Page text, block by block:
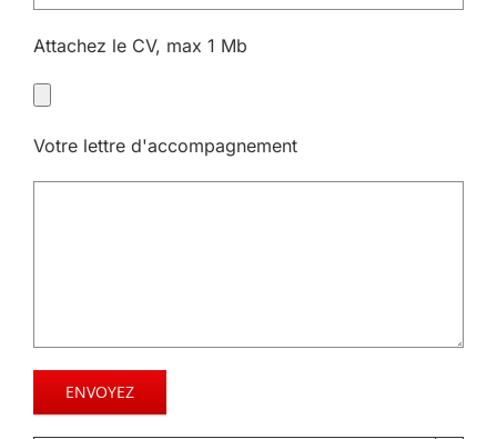
Attachez le CV, max 1 Mb
Votre lettre d'accompagnement